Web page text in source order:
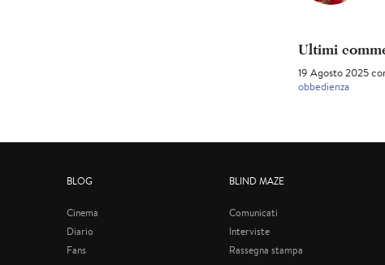
Ultimi
19 Agosto 2025
obbedienza
BLOG
Cinema
Diario
Fans
BLIND MAZE
Comunicati
Interviste
Rassegna stampa